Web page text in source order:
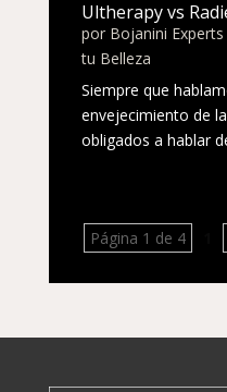
Ultherapy vs
por Bojanini Experts
tu Belleza
Siempre que
envejecimiento de
obligados a hablar
Página 1 de 4